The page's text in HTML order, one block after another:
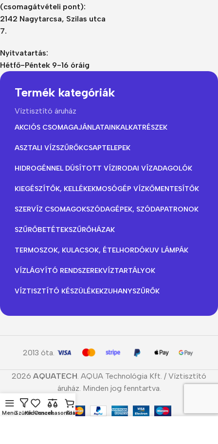
(csomagátvételi pont):
2142 Nagytarcsa, Szilas utca
7.
Nyitvatartás:
Hétfő-Péntek 9-16 óráig
Termék kategóriák
Víztisztító áruház
AKCIÓS CSOMAGAJÁNLATAINKALKATRÉSZEK
ASZTALI VÍZSZŰRŐKCSAPTELEPEK
HIDROGÉNNEL DÚSÍTOTT VÍZIRODAI VÍZADAGOLÓK
KIEGÉSZÍTŐK, KELLÉKEKMOSÓGÉP VÍZKŐMENTESÍTŐK
SZERVÍZ CSOMAGOKSZÓDAGÉPEK, SZÓDAPATRONOK
SZŰRŐBETÉTEKSZŰRŐHÁZAK
TERMOSZOK, KULACSOK, ÉTELHORDÓKUV LÁMPÁK
VÍZLÁGYÍTÓ RENDSZEREKVÍZTARTÁLYOK
VÍZTISZTÍTÓ KÉSZÜLÉKEKZUHANYSZŰRŐK
2013 óta.
2026 AQUATECH . AQUA Technológia Kft. / Víztisztító
áruház. Minden jog fenntartva.
MenüSzűrőkKedvencek
Összehasonlítás
Kosár